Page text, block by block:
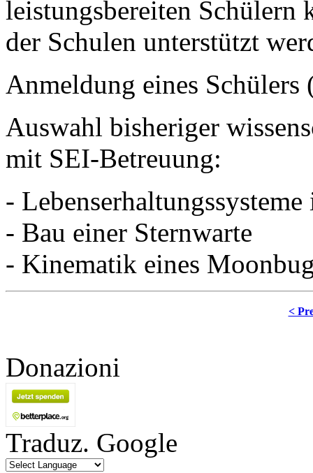
leistungsbereiten Schülern
der Schulen unterstützt
Anmeldung eines
Auswahl bisheriger
mit SEI-Betreuung:
-
- Bau einer Sternwarte
- Kinematik eines
<
Donazioni
Traduz. Google